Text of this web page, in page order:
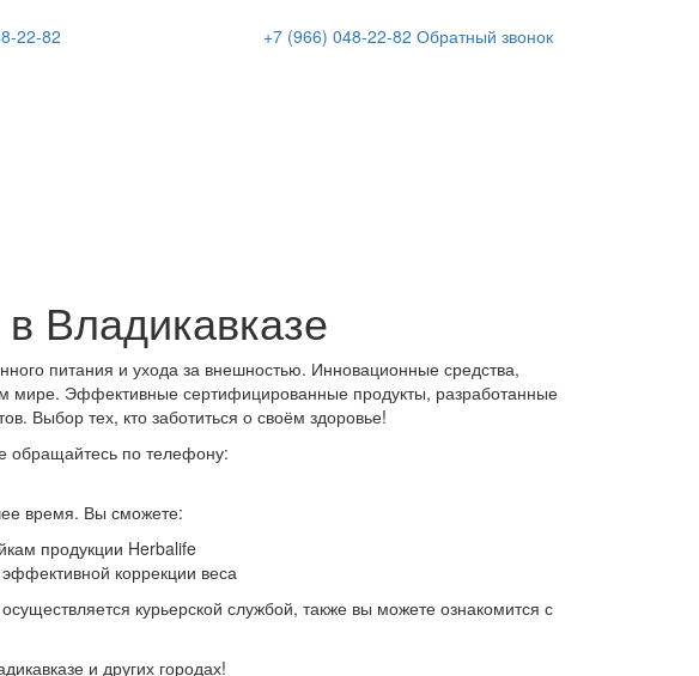
22-82 +7 (966) 048-22-82 Обратный звонок
Владикавказе
питания и ухода за внешностью. Инновационные средства,
мире. Эффективные сертифицированные продукты, разработанные
Выбор тех, кто заботиться о своём здоровье!
обращайтесь по телефону:
время. Вы сможете:
продукции Herbalife
коррекции веса
курьерской службой, также вы можете ознакомится с
и других городах!